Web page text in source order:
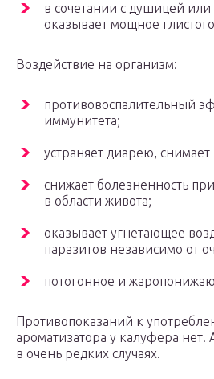
в сочетании с душицей
оказывает мощное
Воздействие на организм:
противовоспалительный
иммунитета;
устраняет диарею,
снижает болезненность
в области живота;
оказывает угнетающее
паразитов независимо от
потогонное и
Противопоказаний к
ароматизатора у калуфера нет.
в очень редких случаях.